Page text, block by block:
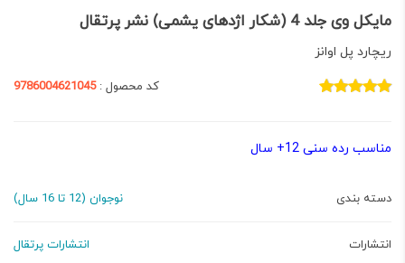
مایکل وی جلد 4 (شکار اژدهای یشمی) نشر پرتقال
ریچارد پل اوانز
کد محصول :9786004621045
مناسب رده سنی 12+ سال
دسته بندی نوجوان (12 تا 16 سال)
انتشارات انتشارات پرتقال